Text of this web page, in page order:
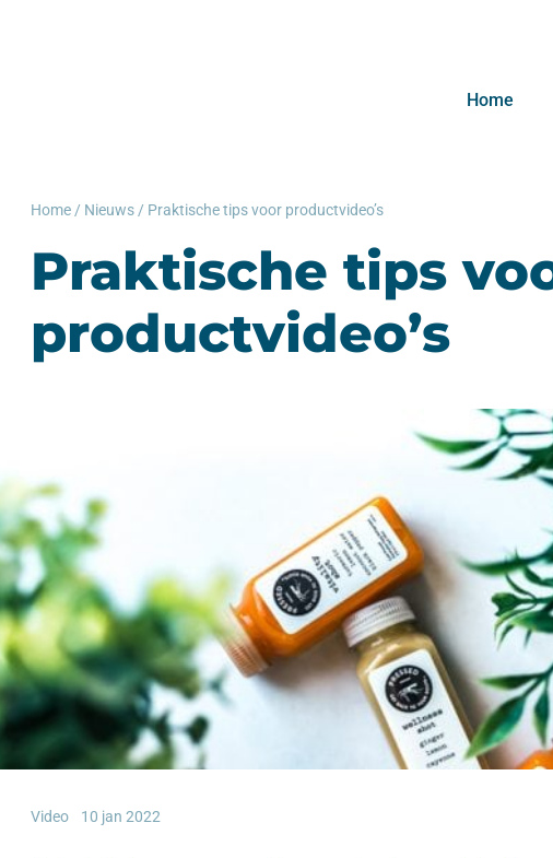
Home
Home / Nieuws / Praktische tips voor productvideo’s
Praktische tips
productvideo’s
Video 10 jan 2022